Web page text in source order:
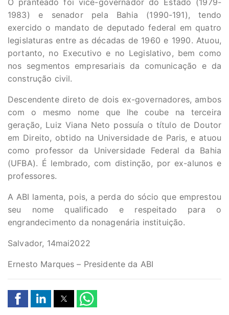
O pranteado foi vice-governador do Estado (1979-
1983) e senador pela Bahia (1990-191), tendo
exercido o mandato de deputado federal em quatro
legislaturas entre as décadas de 1960 e 1990. Atuou,
portanto, no Executivo e no Legislativo, bem como
nos segmentos empresariais da comunicação e da
construção civil.
Descendente direto de dois ex-governadores, ambos
com o mesmo nome que lhe coube na terceira
geração, Luiz Viana Neto possuía o título de Doutor
em Direito, obtido na Universidade de Paris, e atuou
como professor da Universidade Federal da Bahia
(UFBA). É lembrado, com distinção, por ex-alunos e
professores.
A ABI lamenta, pois, a perda do sócio que emprestou
seu nome qualificado e respeitado para o
engrandecimento da nonagenária instituição.
Salvador, 14mai2022
Ernesto Marques – Presidente da ABI